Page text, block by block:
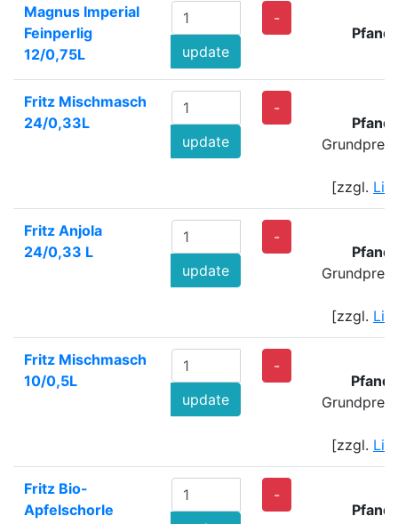
Magnus Imperial
Feinperlig
12/0,75L
update
-
Fritz Mischmasch
24/0,33L
update
-
[zzgl.
Fritz Anjola
24/0,33 L
update
-
[zzgl.
Fritz Mischmasch
10/0,5L
update
-
[zzgl.
Fritz Bio-
Apfelschorle
-